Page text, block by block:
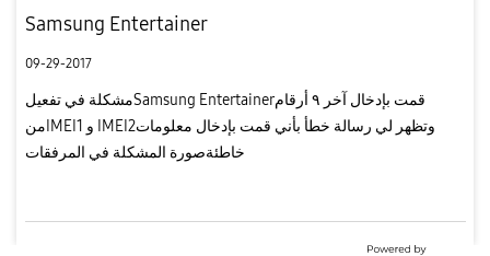
Samsung Entertainer
09-29-2017
مشكلة في تفعيلSamsung Entertainerقمت بإدخال آخر ٩ أرقام
منIMEI1 و IMEI2وتظهر لي رسالة خطأ بأني قمت بإدخال معلومات
خاطئةصورة المشكلة في المرفقات